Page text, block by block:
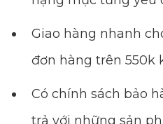
Giao hàng nhanh
đơn hàng trên 550k
Có chính sách bảo
trả với những sản